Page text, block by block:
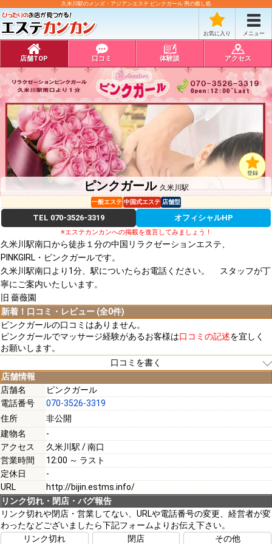
久米川駅のメンズ・アジアンエステ ピンクガール 男の癒し処
お気に入り メニュー
店舗TOP 口コミ 体験談 アクセス
ピンクガール 久米川駅
登録
一般エステ 中国式エステ 店舗型
TEL 070-3526-3319 オフィシャルHP
※エステカンカンへの掲載を進言してみましょう！
久米川駅南口から徒歩１分の中国リラクゼーションエステ、
PINKGIRL・ピンクガールです。
久米川駅南口より1分、駅についたらお電話ください。 スタッフが丁
寧にご案内いたしいます。
旧 薔薇園
新着！口コミ・レビュー (全0件)
ピンクガールの口コミはありません。
ピンクガールでマッサージ経験があるお客様は口コミの記述を宜しく
お願いします。
口コミを書く
[必須]
[必須]
[必須]
店舗情報
店舗名
ピンクガール
電話番号
070-3526-3319
住所
非公開
建物名
-
アクセス
久米川駅 / 南口
営業時間
12:00 ～ ラスト
定休日
-
URL
http://bijin.estms.info/
リンク切れ・閉店・バグ報告
リンク切れや閉店・営業してない、URLや電話番号の変更、経営者が変
わったなどございましたら下記フォームよりお伝え下さい。
リンク切れ
閉店 その他